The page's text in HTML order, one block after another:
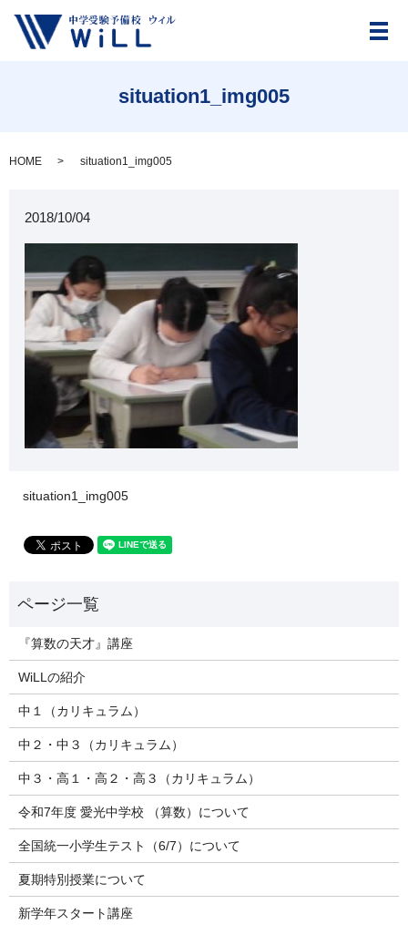
メ
situation1_img005
HOME situation1_img005
2018/10/04
situation1_img005
『算数の天才』講座
WiLLの紹介
中１（カリキュラム）
中２・中３（カリキュラム）
中３・高１・高２・高３（カリキュラム）
令和7年度 愛光中学校 （算数）について
全国統一小学生テスト（6/7）について
夏期特別授業について
新学年スタート講座